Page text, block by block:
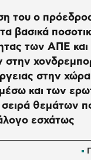
του ο
βασικά
των ΑΠΕ και
στην
στην
και των
σειρά θεμάτων
εσχάτως